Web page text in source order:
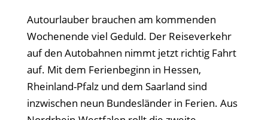
Autourlauber brauchen am kommenden
Wochenende viel Geduld. Der Reiseverkehr
auf den Autobahnen nimmt jetzt richtig Fahrt
auf. Mit dem Ferienbeginn in Hessen,
Rheinland-Pfalz und dem Saarland sind
inzwischen neun Bundesländer in Ferien. Aus